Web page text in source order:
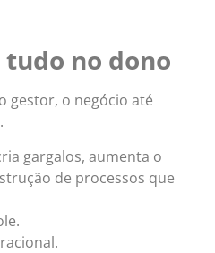
no dono
gestor, o negócio até
gargalos, aumenta o
de processos que